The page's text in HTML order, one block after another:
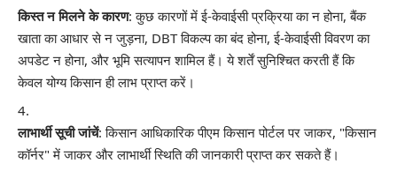
किस्त न मिलने के कारण: कुछ कारणों में ई-केवाईसी प्रक्रिया का न होना, बैंक
खाता का आधार से न जुड़ना, DBT विकल्प का बंद होना, ई-केवाईसी विवरण का
अपडेट न होना, और भूमि सत्यापन शामिल हैं। ये शर्तें सुनिश्चित करती हैं कि
केवल योग्य किसान ही लाभ प्राप्त करें।
लाभार्थी सूची जांचें: किसान आधिकारिक पीएम किसान पोर्टल पर जाकर, "किसान
कॉर्नर" में जाकर और लाभार्थी स्थिति की जानकारी प्राप्त कर सकते हैं।